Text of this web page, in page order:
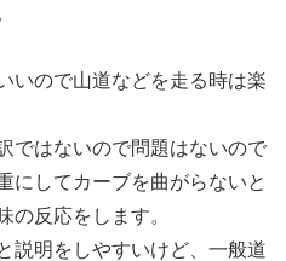
いので山道などを走る時は楽
ではないので問題はないので
にしてカーブを曲がらないと
の反応をします。
説明をしやすいけど、一般道